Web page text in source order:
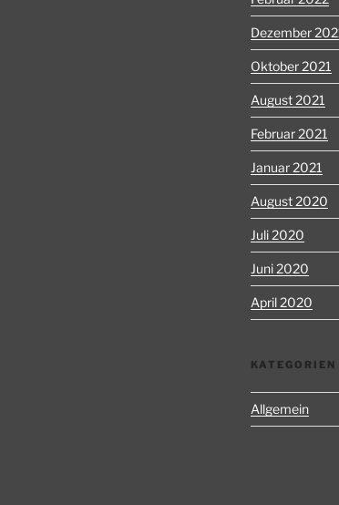
Dezember
Oktober 2021
August 2021
Februar 2021
Januar 2021
August 2020
Juli 2020
Juni 2020
April 2020
KATEGORIEN
Allgemein